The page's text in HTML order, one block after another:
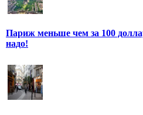
Париж меньше чем за 100
надо!